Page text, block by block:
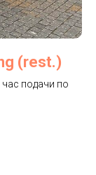
(rest.)
подачи по